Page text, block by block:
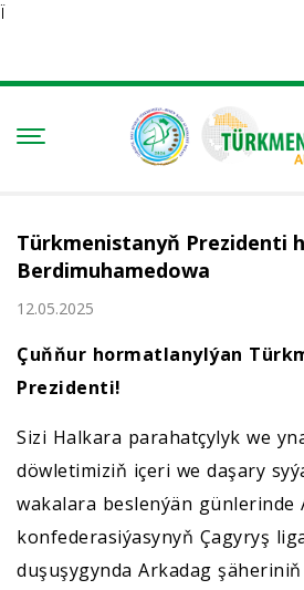
Ï
Türkmenistanyň Prezidenti
Berdimuhamedowa
12.05.2025
Çuňňur hormatlanylýan
Prezidenti!
Sizi Halkara parahatçylyk we
döwletimiziň içeri we daşary
wakalara beslenýän günlerinde
konfederasiýasynyň Çagyryş
duşuşygynda Arkadag